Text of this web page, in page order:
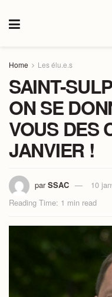
Home Les élu.e.s
SAINT-
ON SE
VOUS DES
JANVIER !
par SSAC
10
Reading Time: 1 min read